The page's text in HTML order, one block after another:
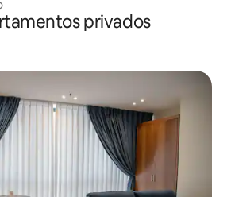
privados